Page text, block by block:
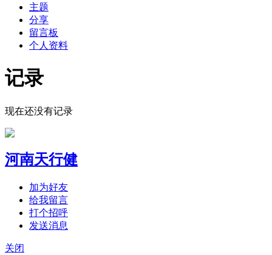
主题
分享
留言板
个人资料
记录
现在还没有记录
河南天行健
加为好友
给我留言
打个招呼
发送消息
关闭